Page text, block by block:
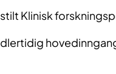
Klinisk